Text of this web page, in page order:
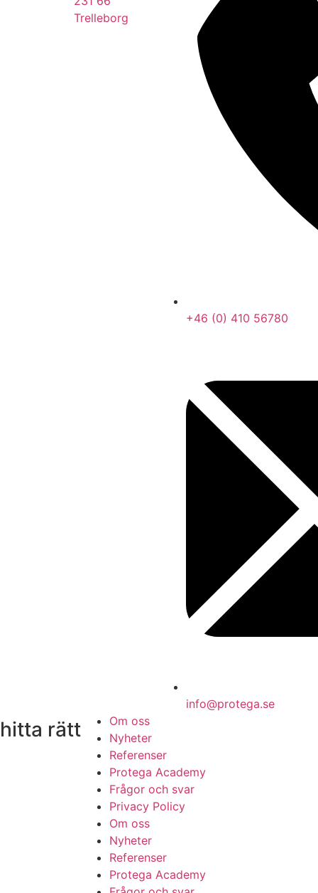
Trelleborg
+46 (0) 410 56780
info@protega.se
hitta rätt
Om oss
Nyheter
Referenser
Protega Academy
Frågor och svar
Privacy Policy
Om oss
Nyheter
Referenser
Protega Academy